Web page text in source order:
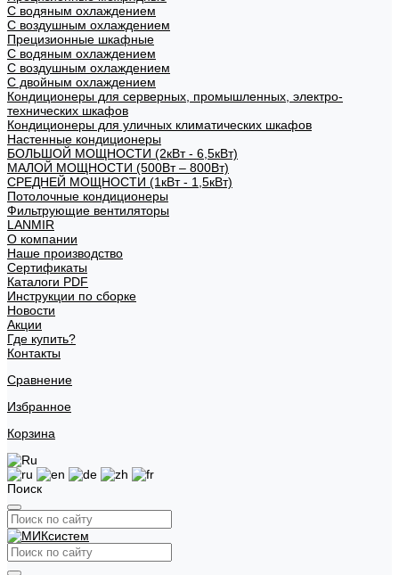
С водяным охлаждением
С воздушным охлаждением
Прецизионные шкафные
С водяным охлаждением
С воздушным охлаждением
С двойным охлаждением
Кондиционеры для серверных, промышленных, электро-
технических шкафов
Кондиционеры для уличных климатических шкафов
Настенные кондиционеры
БОЛЬШОЙ МОЩНОСТИ (2кВт - 6,5кВт)
МАЛОЙ МОЩНОСТИ (500Вт – 800Вт)
СРЕДНЕЙ МОЩНОСТИ (1кВт - 1,5кВт)
Потолочные кондиционеры
Фильтрующие вентиляторы
LANMIR
О компании
Наше производство
Сертификаты
Каталоги PDF
Инструкции по сборке
Новости
Акции
Где купить?
Контакты
Сравнение
Избранное
Корзина
Поиск